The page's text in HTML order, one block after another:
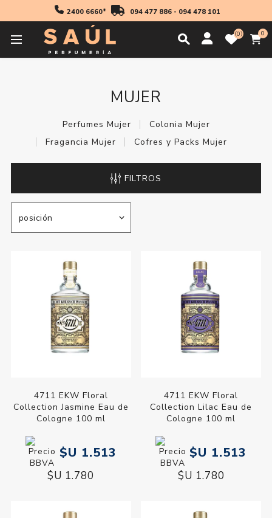
2400 6660* 094 477 886- 094 478 101
0 0
Inicio
MUJER
Perfumes Mujer
Colonia Mujer
Fragancia Mujer
Cofres y Packs Mujer
FILTROS
4711 EKW Floral
Collection Jasmine Eau de
Cologne 100 ml
$U 1.513
$U 1.780
4711 EKW Floral
Collection Lilac Eau de
Cologne 100 ml
$U 1.513
$U 1.780